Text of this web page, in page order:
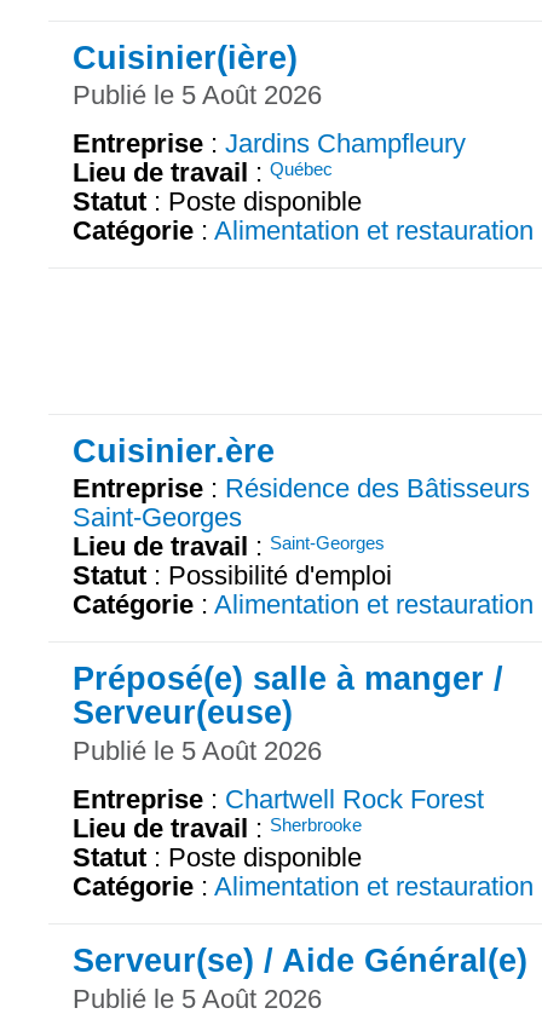
Cuisinier(ière)
Publié le 5 Août 2026
Entreprise : Jardins Champfleury
Lieu de travail : Québec
Statut : Poste disponible
Catégorie : Alimentation et restauration
Cuisinier.ère
Entreprise : Résidence des Bâtisseurs
Saint-Georges
Lieu de travail : Saint-Georges
Statut : Possibilité d'emploi
Catégorie : Alimentation et restauration
Préposé(e) salle à manger /
Serveur(euse)
Publié le 5 Août 2026
Entreprise : Chartwell Rock Forest
Lieu de travail : Sherbrooke
Statut : Poste disponible
Catégorie : Alimentation et restauration
Serveur(se) / Aide Général(e)
Publié le 5 Août 2026